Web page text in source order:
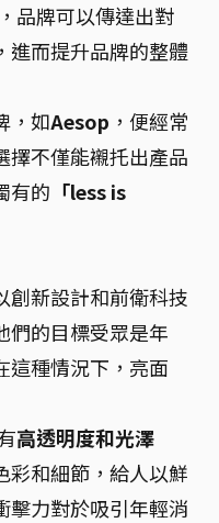
品牌可以傳達出對
進而提升品牌的整體
，如Aesop ，便經常
擇不僅能襯托出產品
有的 「less is
創新設計和前衛科技
們的目標受眾是年
這種情況下，亮面
高透明度和光澤
彩和細節，給人以鮮
擊力對於吸引年輕消